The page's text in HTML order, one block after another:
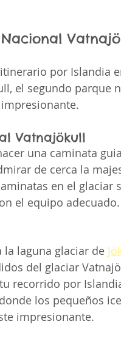
Nacional
por Islandia
el segundo parque
Vatnajökull
una caminata
de cerca la
en el
el equipo adecuado.
la laguna glaciar de
del glaciar
recorrido por
los pequeños
impresionante.